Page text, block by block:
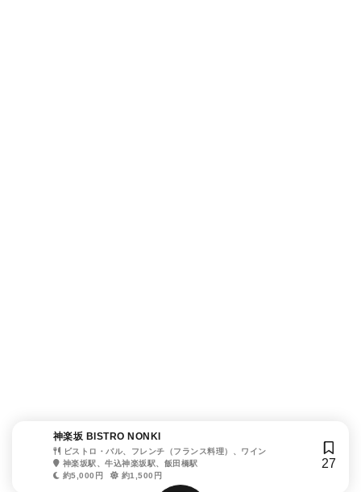
神楽坂 BISTRO NONKI
ビストロ・バル、フレンチ（フランス料理）、ワイン
神楽坂駅、牛込神楽坂駅、飯田橋駅
約5,000円
約1,500円
27